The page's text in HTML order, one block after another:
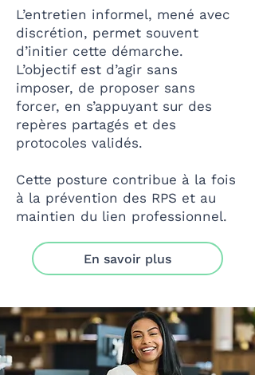
L’entretien informel, mené avec
discrétion, permet souvent
d’initier cette démarche.
L’objectif est d’agir sans
imposer, de proposer sans
forcer, en s’appuyant sur des
repères partagés et des
protocoles validés.
Cette posture contribue à la fois
à la prévention des RPS et au
maintien du lien professionnel.
En savoir plus